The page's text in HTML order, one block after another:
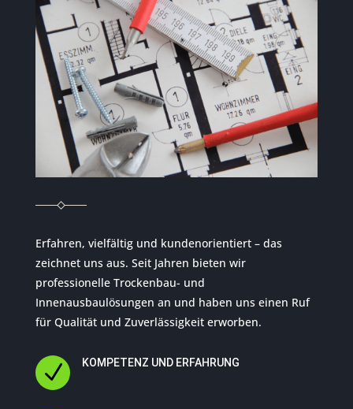
Erfahren, vielfältig und kundenorientiert – das
zeichnet uns aus. Seit Jahren bieten wir
professionelle Trockenbau- und
Innenausbaulösungen an und haben uns einen Ruf
für Qualität und Zuverlässigkeit erworben.
N KOMPETENZ UND ERFAHRUNG